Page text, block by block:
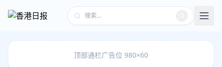
顶部通栏广告位 980×60